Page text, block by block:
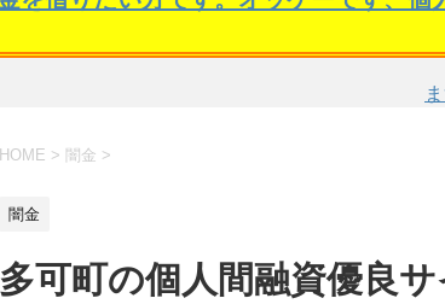
HOME > 闇金 >
闇金
多可町の個人間融資優良